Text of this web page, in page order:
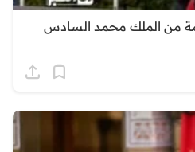
من الملك محمد السادس